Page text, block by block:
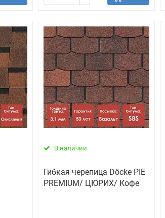
В наличии
Гибкая черепица Döcke PIE
PREMIUM/ ЦЮРИХ/ Кофе